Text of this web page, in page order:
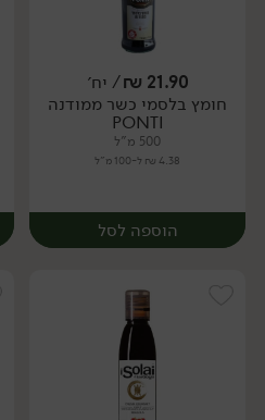
יח׳
21.90
₪/ יח׳
חומץ בלסמי כשר ממודנה
PONTI
500 מ"ל
4.38 ₪ ל-100 מ"ל
הוספה לסל